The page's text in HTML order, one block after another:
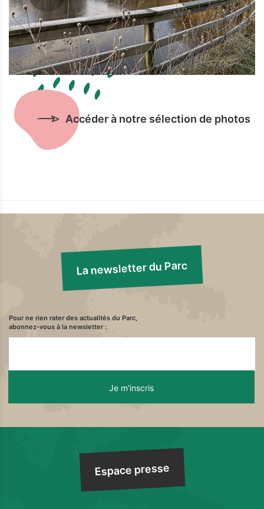
Accéder à notre sélection de photos
La newsletter du Parc
Pour ne rien rater des actualités du Parc,
abonnez-vous à la newsletter :
Espace presse